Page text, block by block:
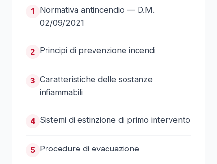
1 Normativa antincendio — D.M.
02/09/2021
2 Principi di prevenzione incendi
3 Caratteristiche delle sostanze
infiammabili
4 Sistemi di estinzione di primo intervento
5 Procedure di evacuazione